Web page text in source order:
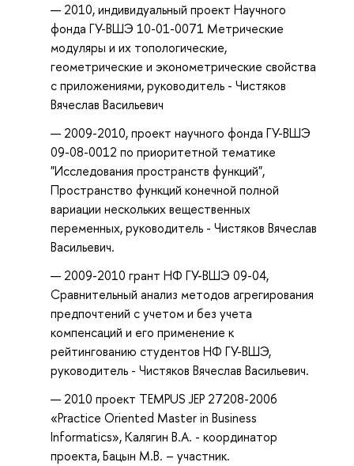
2010, индивидуальный проект Научного
фонда ГУ-ВШЭ 10-01-0071 Метрические
модуляры и их топологические,
геометрические и эконометрические свойства
с приложениями, руководитель - Чистяков
Вячеслав Васильевич
2009-2010, проект научного фонда ГУ-ВШЭ
09-08-0012 по приоритетной тематике
"Исследования пространств функций",
Пространство функций конечной полной
вариации нескольких вещественных
переменных, руководитель - Чистяков Вячеслав
Васильевич.
2009-2010 грант НФ ГУ-ВШЭ 09-04,
Сравнительный анализ методов агрегирования
предпочтений с учетом и без учета
компенсаций и его применение к
рейтингованию студентов НФ ГУ-ВШЭ,
руководитель - Чистяков Вячеслав Васильевич.
2010 проект TEMPUS JEP 27208-2006
«Practice Oriented Master in Business
Informatics», Калягин В.А. - координатор
проекта, Бацын М.В. – участник.